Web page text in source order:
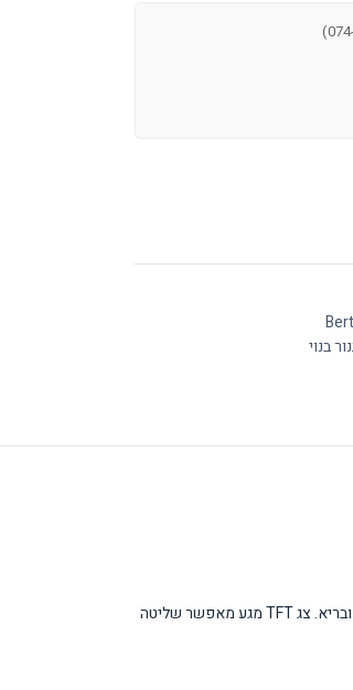
בנוי
תנור בנוי חשמלי מסדרת Modern של Bertazzoni בגודל 60 ס"מ עם ניקוי פירוליטי ונפח מרשים של 76 ליטר. התנור כולל 11 תוכניות בישול ומצויד בטכנולוגיית Total Steam לבישול מהיר ובריא. צג TFT מגע מאפשר שליטה